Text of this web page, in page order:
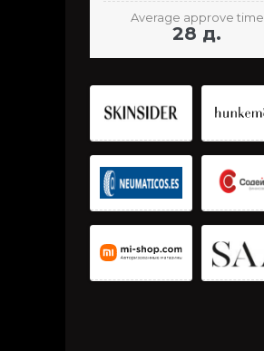
Average approve time
28 д.